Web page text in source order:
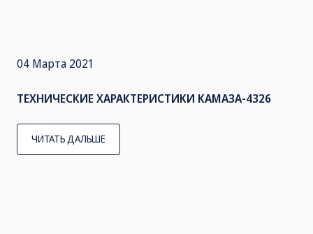
04 Марта 2021
ТЕХНИЧЕСКИЕ ХАРАКТЕРИСТИКИ КАМАЗА-4326
ЧИТАТЬ ДАЛЬШЕ